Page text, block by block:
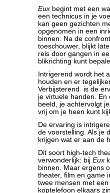
Eux begint met een
een technicus in je
kan geen gezichten
opgenomen in een
binnen. Na de
toeschouwer, blijkt
reis door gangen in
blikrichting kunt
Intrigerend wordt het
houden en er
Verbijsterend is de
je virtuele handen.
beeld, je achtervolgt
vrij om je heen kunt
De ervaring is
de voorstelling. Als je
krijgen wat er aan de
Dit soort high-tech
verwonderlijk: bij Eux
binnen. Maar ergens
theater, film en game
twee mensen met
koptelefoon elkaars